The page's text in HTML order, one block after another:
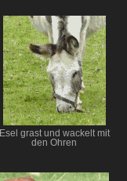
Esel grast und wackelt mit
den Ohren